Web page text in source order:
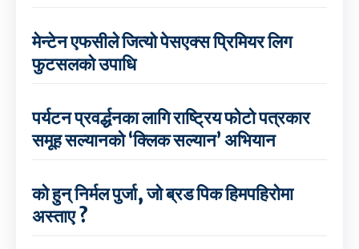
मेन्टेन एफसीले जित्यो पेसएक्स प्रिमियर लिग
फुटसलको उपाधि
पर्यटन प्रवर्द्धनका लागि राष्ट्रिय फोटो पत्रकार
समूह सल्यानको ‘क्लिक सल्यान’ अभियान
को हुन् निर्मल पुर्जा, जो ब्रड पिक हिमपहिरोमा
अस्ताए ?